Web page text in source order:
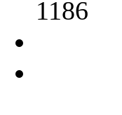
1186